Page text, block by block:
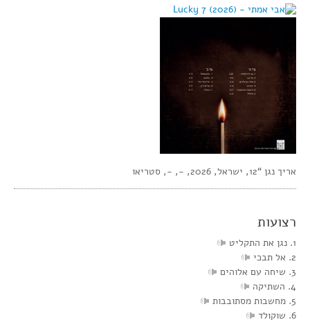
אריך נגן “12, ישראל, 2026, -, -, סטריאו
רצועות
1. נגן את התקליט
2. אל תבכי
3. שיחה עם אלוהים
4. השתיקה
5. מחשבות מסתובבות
6. שוקולד